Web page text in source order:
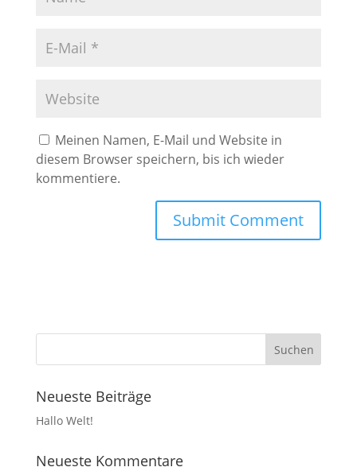
Meinen Namen, E-Mail und Website in
diesem Browser speichern, bis ich wieder
kommentiere.
Neueste Beiträge
Hallo Welt!
Neueste Kommentare